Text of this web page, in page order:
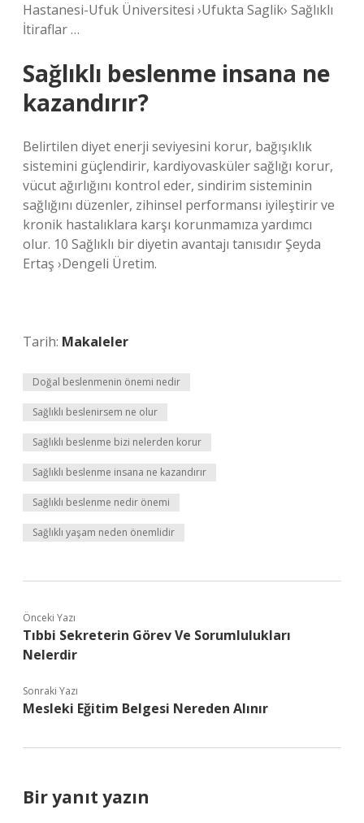
Hastanesi-Ufuk Üniversitesi ›Ufukta Saglik› Sağlıklı
İtiraflar …
Sağlıklı beslenme insana ne
kazandırır?
Belirtilen diyet enerji seviyesini korur, bağışıklık
sistemini güçlendirir, kardiyovasküler sağlığı korur,
vücut ağırlığını kontrol eder, sindirim sisteminin
sağlığını düzenler, zihinsel performansı iyileştirir ve
kronik hastalıklara karşı korunmamıza yardımcı
olur. 10 Sağlıklı bir diyetin avantajı tanısıdır Şeyda
Ertaş ›Dengeli Üretim.
Tarih: Makaleler
Doğal beslenmenin önemi nedir
Sağlıklı beslenirsem ne olur
Sağlıklı beslenme bizi nelerden korur
Sağlıklı beslenme insana ne kazandırır
Sağlıklı beslenme nedir önemi
Sağlıklı yaşam neden önemlidir
Önceki Yazı
Tıbbi Sekreterin Görev Ve Sorumlulukları
Nelerdir
Sonraki Yazı
Mesleki Eğitim Belgesi Nereden Alınır
Bir yanıt yazın